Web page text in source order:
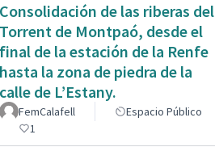
Consolidación de las riberas del
Torrent de Montpaó, desde el
final de la estación de la Renfe
hasta la zona de piedra de la
calle de L’Estany.
FemCalafell Espacio Público
1